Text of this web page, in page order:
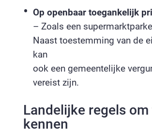
Op openbaar toegankelijk
– Zoals een
Naast toestemming van de
kan
ook een gemeentelijke
vereist zijn.
Landelijke regels om
kennen